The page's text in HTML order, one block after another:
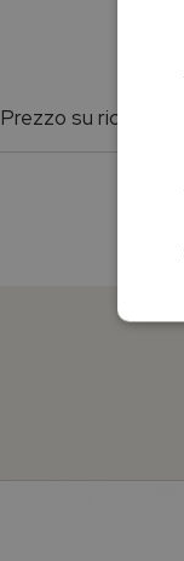
Prezzo su richiesta